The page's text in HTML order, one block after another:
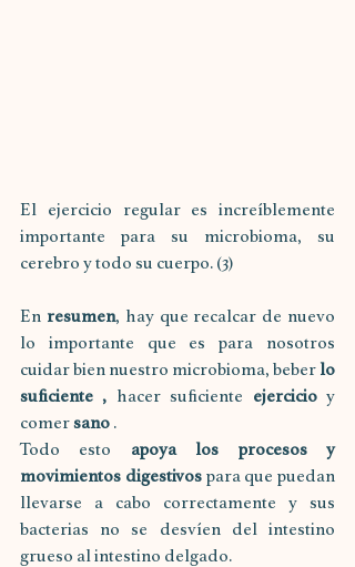
El ejercicio regular es increíblemente
importante para su microbioma, su
cerebro y todo su cuerpo. (3)
En resumen, hay que recalcar de nuevo
lo importante que es para nosotros
cuidar bien nuestro microbioma, beber lo
suficiente , hacer suficiente ejercicio y
comer sano .
Todo esto apoya los procesos y
movimientos digestivos para que puedan
llevarse a cabo correctamente y sus
bacterias no se desvíen del intestino
grueso al intestino delgado.